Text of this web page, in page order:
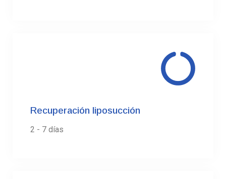
Recuperación liposucción
2 - 7 días